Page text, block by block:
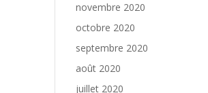
novembre 2020
octobre 2020
septembre 2020
août 2020
juillet 2020